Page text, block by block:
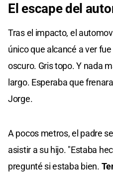
El escape del
Tras el impacto, el
único que alcancé a ver
oscuro. Gris topo. Y nada
largo. Esperaba que
Jorge.
A pocos metros, el padre
asistir a su hijo. "Estaba
pregunté si estaba bien.